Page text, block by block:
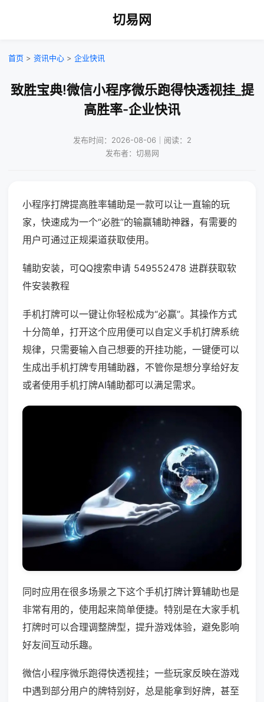
切易网
首页 > 资讯中心 > 企业快讯
致胜宝典!微信小程序微乐跑得快透视挂_提
高胜率-企业快讯
发布时间：2026-08-06｜阅读：2
发布者：切易网
小程序打牌提高胜率辅助是一款可以让一直输的玩
家，快速成为一个“必胜”的输赢辅助神器，有需要的
用户可通过正规渠道获取使用。
辅助安装，可QQ搜索申请 549552478 进群获取软
件安装教程
手机打牌可以一键让你轻松成为“必赢”。其操作方式
十分简单，打开这个应用便可以自定义手机打牌系统
规律，只需要输入自己想要的开挂功能，一键便可以
生成出手机打牌专用辅助器，不管你是想分享给好友
或者使用手机打牌AI辅助都可以满足需求。
同时应用在很多场景之下这个手机打牌计算辅助也是
非常有用的，使用起来简单便捷。特别是在大家手机
打牌时可以合理调整牌型，提升游戏体验，避免影响
好友间互动乐趣。
微信小程序微乐跑得快透视挂；一些玩家反映在游戏
中遇到部分用户的牌特别好，总是能拿到好牌，甚至